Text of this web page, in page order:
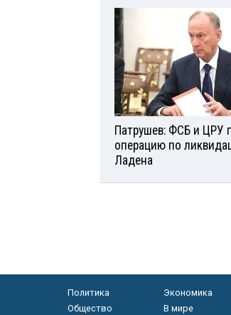
Патрушев: ФСБ и ЦРУ
операцию по
Ладена
Политика
Экономика
Общество
В мире